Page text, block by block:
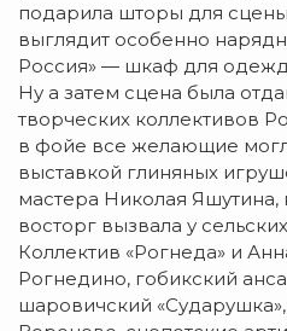
подарила шторы для
выглядит особенно
Россия» — шкаф для
Ну а затем сцена была
творческих коллективов
в фойе все желающие
выставкой глиняных
мастера Николая Яшутина,
восторг вызвала у
Коллектив «Рогнеда» и
Рогнедино, гобикский
шаровичский